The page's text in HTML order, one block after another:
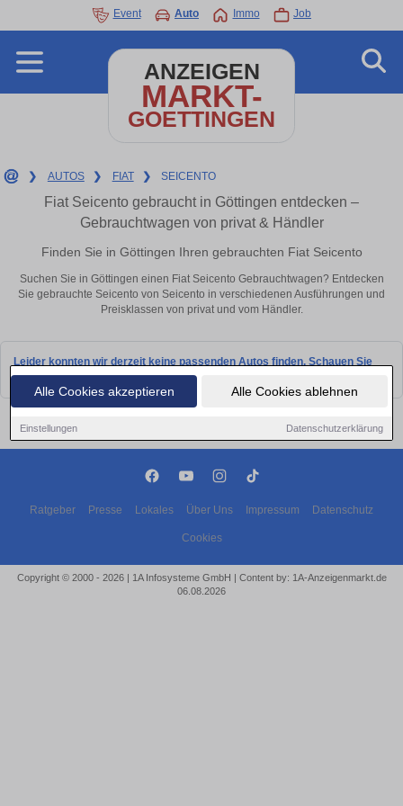
Alle Cookies akzeptieren Alle Cookies ablehnen
Einstellungen Datenschutzerklärung
Event Auto Immo Job
ANZEIGEN
MARKT-
GOETTINGEN
❯ AUTOS ❯ FIAT ❯ SEICENTO
Fiat Seicento gebraucht in Göttingen entdecken –
Gebrauchtwagen von privat & Händler
Finden Sie in Göttingen Ihren gebrauchten Fiat Seicento
Suchen Sie in Göttingen einen Fiat Seicento Gebrauchtwagen? Entdecken
Sie gebrauchte Seicento von Seicento in verschiedenen Ausführungen und
Preisklassen von privat und vom Händler.
Leider konnten wir derzeit keine passenden Autos finden. Schauen Sie
bald wieder vorbei!
Ratgeber Presse Lokales Über Uns Impressum Datenschutz
Cookies
Copyright © 2000 - 2026 | 1A Infosysteme GmbH | Content by: 1A-Anzeigenmarkt.de
06.08.2026